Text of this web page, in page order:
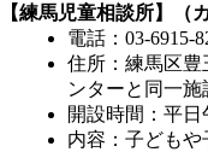
【練馬児童相談所】（
電話：03-6915-
住所：練馬区豊
ンターと同一施
開設時間：平
内容：子ども